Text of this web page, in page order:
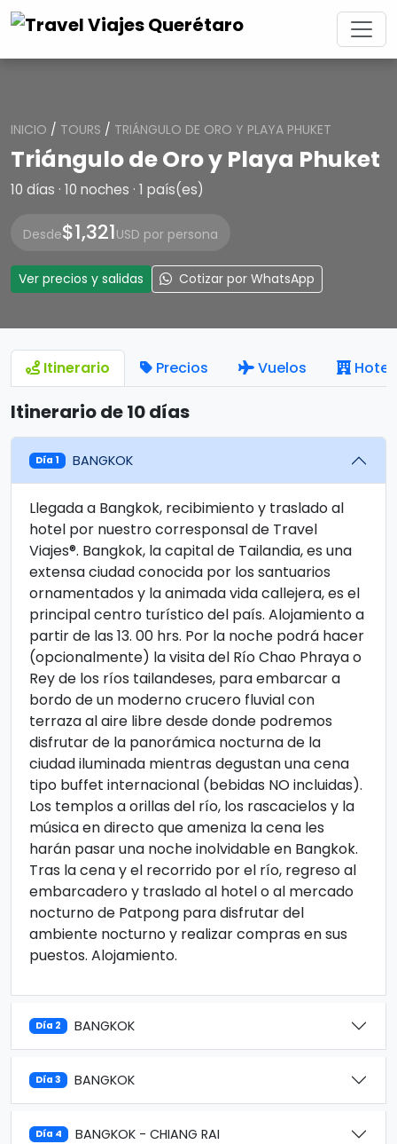
INICIO / TOURS / TRIÁNGULO DE ORO Y PLAYA PHUKET
Triángulo de Oro y Playa Phuket
10 días · 10 noches · 1 país(es)
Desde$1,321USD por persona
Ver precios y salidas Cotizar por WhatsApp
Itinerario Precios Vuelos
Itinerario de 10 días
Día 1 BANGKOK
Llegada a Bangkok, recibimiento y traslado al
hotel por nuestro corresponsal de Travel
Viajes®. Bangkok, la capital de Tailandia, es una
extensa ciudad conocida por los santuarios
ornamentados y la animada vida callejera, es el
principal centro turístico del país. Alojamiento a
partir de las 13. 00 hrs. Por la noche podrá hacer
(opcionalmente) la visita del Río Chao Phraya o
Rey de los ríos tailandeses, para embarcar a
bordo de un moderno crucero fluvial con
terraza al aire libre desde donde podremos
disfrutar de la panorámica nocturna de la
ciudad iluminada mientras degustan una cena
tipo buffet internacional (bebidas NO incluidas).
Los templos a orillas del río, los rascacielos y la
música en directo que ameniza la cena les
harán pasar una noche inolvidable en Bangkok.
Tras la cena y el recorrido por el río, regreso al
embarcadero y traslado al hotel o al mercado
nocturno de Patpong para disfrutar del
ambiente nocturno y realizar compras en sus
puestos. Alojamiento.
Día 2 BANGKOK
Día 3 BANGKOK
Día 4 BANGKOK - CHIANG RAI